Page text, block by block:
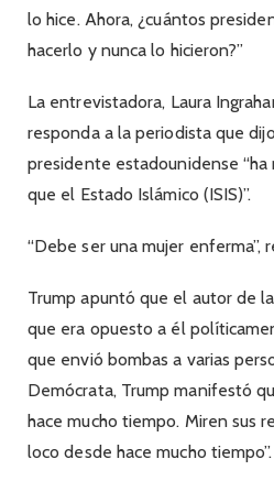
lo hice. Ahora, ¿cuántos
hacerlo y nunca lo hicieron?”
La entrevistadora, Laura
responda a la periodista que
presidente estadounidense “ha
que el Estado Islámico (ISIS)”.
“Debe ser una mujer enferma”,
Trump apuntó que el autor de
que era opuesto a él
que envió bombas a varias
Demócrata, Trump manifestó
hace mucho tiempo. Miren sus
loco desde hace mucho tiempo”.